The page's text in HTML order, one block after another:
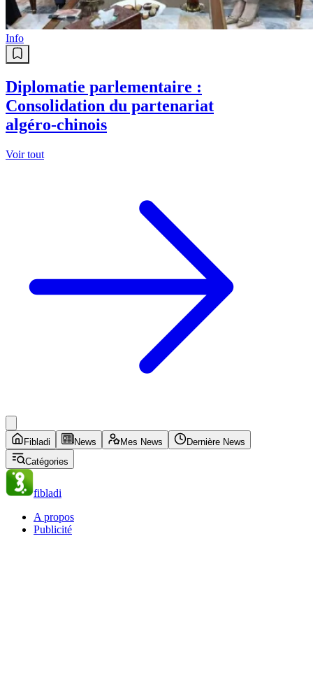
Info
Diplomatie parlementaire :
Consolidation du partenariat
algéro-chinois
Voir tout
Fibladi News Mes News
Dernière News
Catégories
fibladi
A propos
Publicité